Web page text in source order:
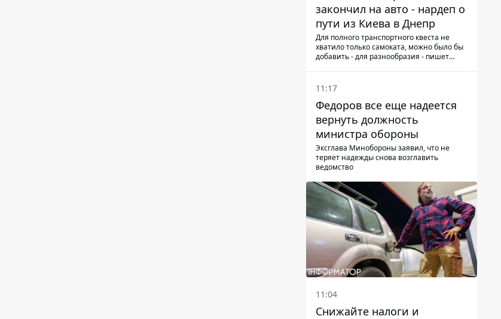
закончил на авто - нардеп о
пути из Киева в Днепр
Для полного транспортного квеста не
хватило только самоката, можно было бы
добавить - для разнообразия - пишет
11:17
Федоров все еще надеется
вернуть должность
министра обороны
Эксглава Минобороны заявил, что не
теряет надежды снова возглавить
ведомство
11:04
Снижайте налоги и